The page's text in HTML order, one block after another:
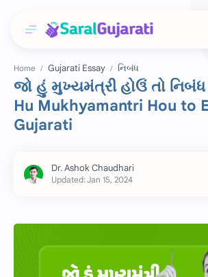
Home Gujarati Essay નિબંધ
જો હું મુખ્યમંત્રી હોઉં તો
Hu Mukhyamantri Hou to
Gujarati